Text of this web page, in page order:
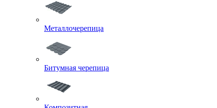
Металлочерепица
Битумная черепица